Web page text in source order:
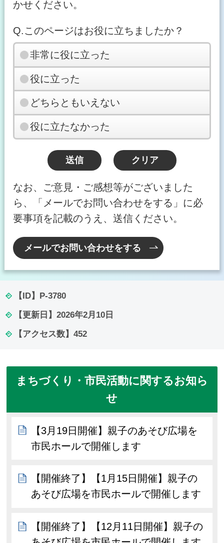
かせください。
Q.このページはお役に立ちましたか？
非常に役に立った
役に立った
どちらともいえない
役に立たなかった
なお、ご意見・ご感想等がございました
ら、「メールでお問い合わせをする」に必
要事項を記載のうえ、送信ください。
メールでお問い合わせをする
【ID】 P-3780
【更新日】 2026年2月10日
【アクセス数】 452
まちづくり・市民活動に関するお知ら
せ
【3月19日開催】親子のあそび広場を
市民ホールで開催します
【開催終了】【1月15日開催】親子の
あそび広場を市民ホールで開催します
【開催終了】【12月11日開催】親子の